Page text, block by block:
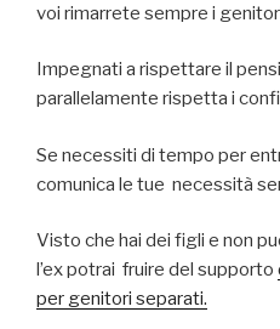
voi rimarrete sempre i
Impegnati a rispettare il
parallelamente rispetta i
Se necessiti di tempo per
comunica le tue necessità
Visto che hai dei figli e non
l’ex potrai fruire del supporto
per genitori separati.